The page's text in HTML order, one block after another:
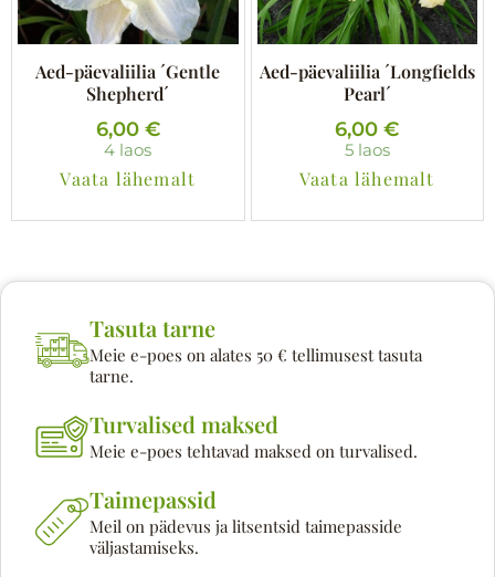
Aed-päevaliilia ´Gentle
Shepherd´
6,00 €
4 laos
Vaata lähemalt
Aed-päevaliilia ´Longfields
Pearl´
6,00€
5 laos
Vaata lähemalt
Tasuta tarne
Meie e-poes on alates 50 € tellimusest tasuta
tarne.
Turvalised maksed
Meie e-poes tehtavad maksed on turvalised.
Taimepassid
Meil on pädevus ja litsentsid taimepasside
väljastamiseks.